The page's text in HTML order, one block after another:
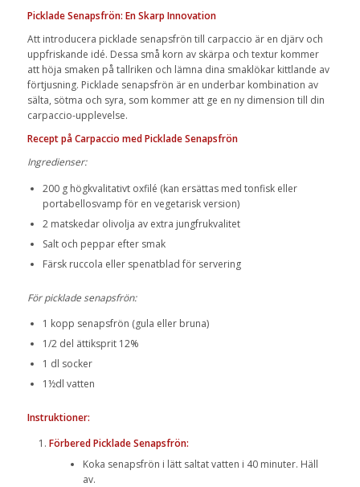
Picklade Senapsfrön: En Skarp Innovation
Att introducera picklade senapsfrön till carpaccio är en djärv och
uppfriskande idé. Dessa små korn av skärpa och textur kommer
att höja smaken på tallriken och lämna dina smaklökar kittlande av
förtjusning. Picklade senapsfrön är en underbar kombination av
sälta, sötma och syra, som kommer att ge en ny dimension till din
carpaccio-upplevelse.
Recept på Carpaccio med Picklade Senapsfrön
Ingredienser:
200 g högkvalitativt oxfilé (kan ersättas med tonfisk eller
portabellosvamp för en vegetarisk version)
2 matskedar olivolja av extra jungfrukvalitet
Salt och peppar efter smak
Färsk ruccola eller spenatblad för servering
För picklade senapsfrön:
1 kopp senapsfrön (gula eller bruna)
1/2 del ättiksprit 12%
1 dl socker
1½dl vatten
Instruktioner:
Förbered Picklade Senapsfrön:
Koka senapsfrön i lätt saltat vatten i 40 minuter. Häll
av.